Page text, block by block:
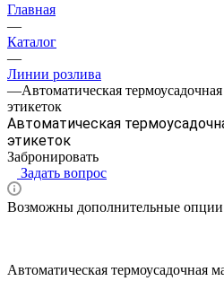
Главная
—
Каталог
—
Линии розлива
—Автоматическая
этикеток
Автоматическая
этикеток
Забронировать
Задать вопрос
Возможны дополнительные опции
Автоматическая термоусадочная